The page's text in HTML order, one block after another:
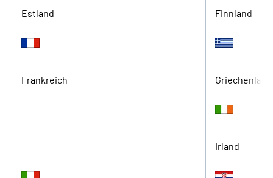
Estland Finnland
Frankreich Griechenland
Irland